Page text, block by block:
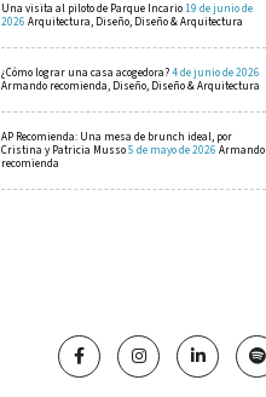
Una visita al piloto de Parque Incario19 de junio de
2026 Arquitectura, Diseño, Diseño & Arquitectura
¿Cómo lograr una casa acogedora?4 de junio de 2026
Armando recomienda, Diseño, Diseño & Arquitectura
AP Recomienda: Una mesa de brunch ideal, por
Cristina y Patricia Musso5 de mayo de 2026 Armando
recomienda